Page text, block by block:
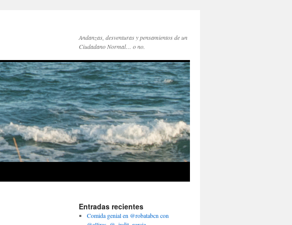
Andanzas, desventuras y pensamientos de un
Ciudadano Normal… o no.
Entradas recientes
Comida genial en @robatabcn con